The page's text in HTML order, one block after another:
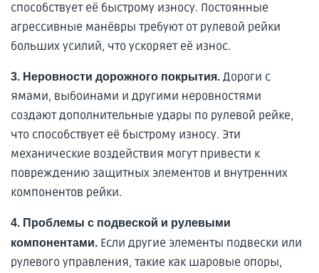
способствует её быстрому износу. Постоянные
агрессивные манёвры требуют от рулевой рейки
больших усилий, что ускоряет её износ.
3. Неровности дорожного покрытия. Дороги с
ямами, выбоинами и другими неровностями
создают дополнительные удары по рулевой рейке,
что способствует её быстрому износу. Эти
механические воздействия могут привести к
повреждению защитных элементов и внутренних
компонентов рейки.
4. Проблемы с подвеской и рулевыми
компонентами. Если другие элементы подвески или
рулевого управления, такие как шаровые опоры,